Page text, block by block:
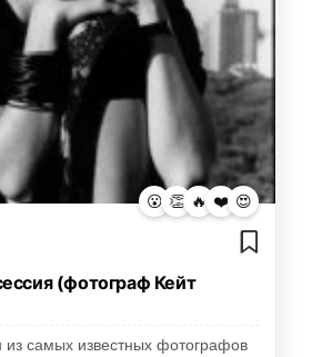
😮 👏 🔥 ❤️ 😍
(фотограф Кейт
самых известных фотографов